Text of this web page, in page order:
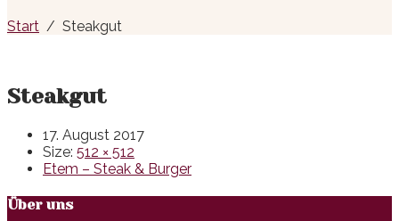
Start Steakgut
Steakgut
17. August 2017
Size: 512 × 512
Etem – Steak & Burger
Über uns